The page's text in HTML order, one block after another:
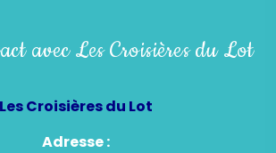
avec Les Croisières du Lot
Les Croisières du Lot
Adresse :